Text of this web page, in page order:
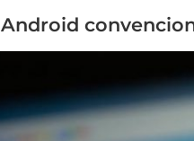
Android